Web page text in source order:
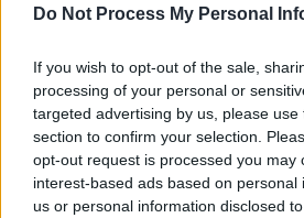
Do Not Process My Personal
If you wish to opt-out of the sale,
processing of your personal or
targeted advertising by us, please
section to confirm your selection.
opt-out request is processed you may
interest-based ads based on personal
us or personal information disclosed
χτύπησε τους Ρώσους
«Υποβρύχιο του ΝΑΤΟ
υποστηρίζει πρώην
ναυτικού, δημιουργώντας
σχέσεις ανάμεσα σε ΝΑΤΟ